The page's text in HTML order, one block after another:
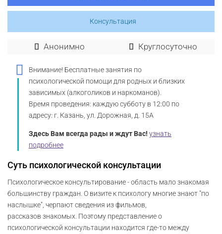
Консультация
Анонимно Круглосуточно
Внимание! Бесплатные занятия по
психологической помощи для родных и близких
зависимых (алкоголиков и наркоманов).
Время проведения: каждую субботу в 12:00 по
адресу: г. Казань, ул. Дорожная, д. 15А
Здесь Вам всегда рады и ждут Вас! узнать
подробнее
Суть психологической консультации
Психологическое консультирование - область мало знакомая
большинству граждан. О визите к психологу многие знают "по
наслышке", черпают сведения из фильмов,
рассказов знакомых. Поэтому представление о
психологической консультации находится где-то между